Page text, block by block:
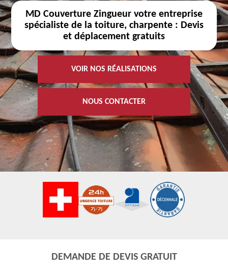
MD Couverture Zingueur votre entreprise
spécialiste de la toiture, charpente : Devis
et déplacement gratuits
VOIR NOS RÉALISATIONS
NOUS CONTACTER
DEMANDE DE DEVIS GRATUIT